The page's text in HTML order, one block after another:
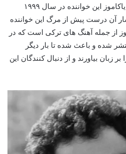
پرطرفدار شناخته شود. آهنگ یاکاموز این خواننده در سال ۱۹۹۹
آن درست پیش از مرگ این خواننده
از جمله آهنگ های ترکی است که در
شده و باعث شده تا بار دیگر
زبان بیاورند و از دنبال کنندگان این